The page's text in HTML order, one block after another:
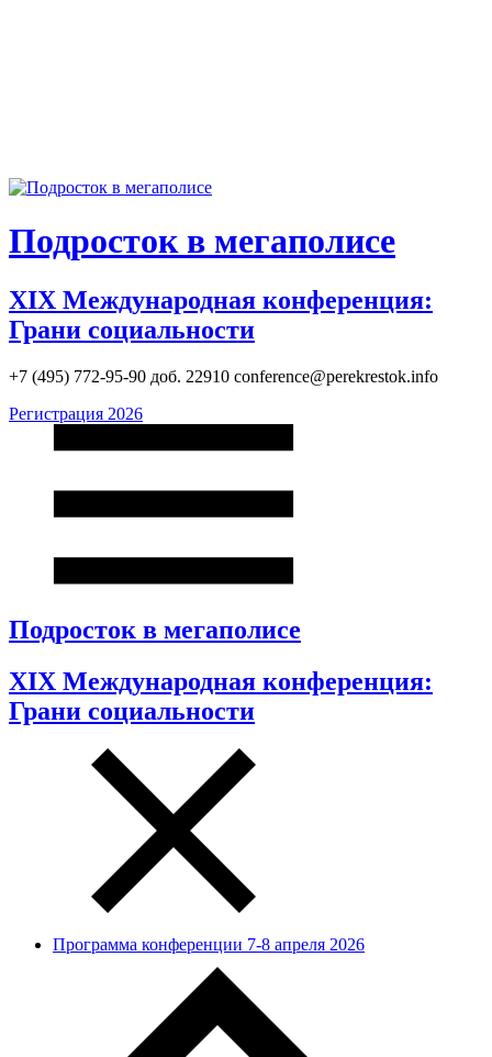
Подросток в мегаполисе
XIX Международная конференция:
Грани социальности
+7 (495) 772-95-90 доб. 22910 conference@perekrestok.info
Регистрация 2026
Подросток в мегаполисе
XIX Международная конференция:
Грани социальности
Программа конференции 7-8 апреля 2026